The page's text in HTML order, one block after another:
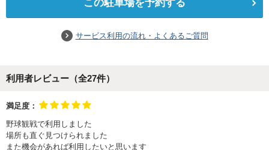
この駐車場を予約する
サービス利用の流れ・よくあるご質問
利用者レビュー（全27件）
満足度：
野球観戦で利用しました
場所も直ぐ見つけられました
また機会があれば利用したいと思います